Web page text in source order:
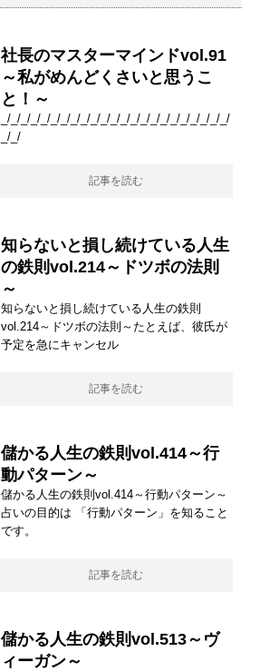
社長のマスターマインドvol.91
～私がめんどくさいと思うこ
と！～
_/_/_/_/_/_/_/_/_/_/_/_/_/_/_/_/_/_/_/_/_/_/_/
_/_/
記事を読む
知らないと損し続けている人生
の鉄則vol.214～ドツボの法則
～
知らないと損し続けている人生の鉄則
vol.214～ドツボの法則～たとえば、彼氏が
予定を急にキャンセル
記事を読む
儲かる人生の鉄則vol.414～行
動パターン～
儲かる人生の鉄則vol.414～行動パターン～
占いの目的は 「行動パターン」を知ること
です。
記事を読む
儲かる人生の鉄則vol.513～ヴ
ィーガン～